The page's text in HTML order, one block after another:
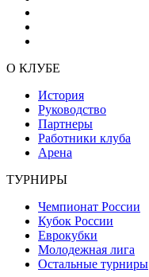
О КЛУБЕ
История
Руководство
Партнеры
Работники клуба
Арена
ТУРНИРЫ
Чемпионат России
Кубок России
Еврокубки
Молодежная лига
Остальные турниры